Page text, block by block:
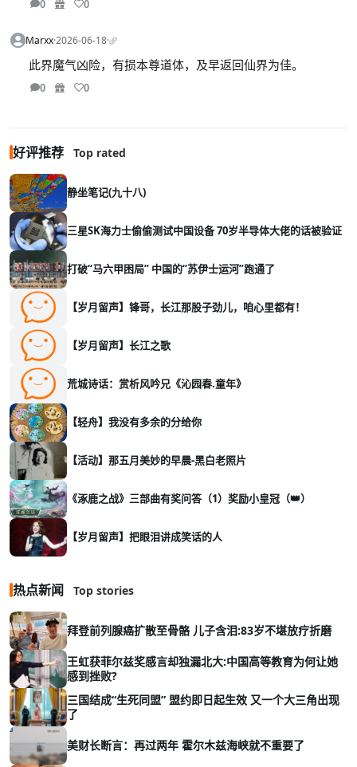
0 0
Marxx·2026-06-18·
此界魔气凶险，有损本尊道体，及早返回仙界为佳。
0 0
好评推荐 Top rated
静坐笔记(九十八)
三星SK海力士偷偷测试中国设备 70岁半导体大佬的话被验证
打破“马六甲困局” 中国的“苏伊士运河”跑通了
【岁月留声】锋哥，长江那股子劲儿，咱心里都有！
【岁月留声】长江之歌
荒城诗话：赏析风吟兄《沁园春.童年》
【轻舟】我没有多余的分给你
【活动】那五月美妙的早晨-黑白老照片
《涿鹿之战》三部曲有奖问答（1）奖励小皇冠（👑）
【岁月留声】把眼泪讲成笑话的人
热点新闻 Top stories
拜登前列腺癌扩散至骨骼 儿子含泪:83岁不堪放疗折磨
王虹获菲尔兹奖感言却独漏北大:中国高等教育为何让她
感到挫败?
三国结成“生死同盟” 盟约即日起生效 又一个大三角出现
了
美财长断言：再过两年 霍尔木兹海峡就不重要了